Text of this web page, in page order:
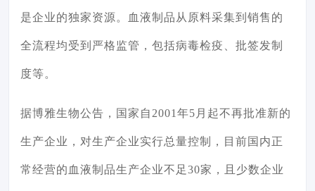
是企业的独家资源。血液制品从原料采集到销售的
全流程均受到严格监管，包括病毒检疫、批签发制
度等。
据博雅生物公告，国家自2001年5月起不再批准新的
生产企业，对生产企业实行总量控制，目前国内正
常经营的血液制品生产企业不足30家，且少数企业